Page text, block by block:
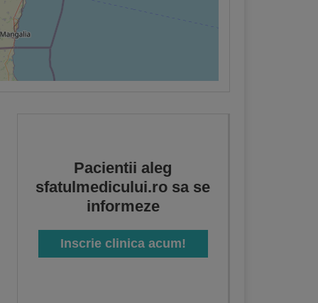
Pacientii aleg
sfatulmedicului.ro sa se
informeze
Inscrie clinica acum!